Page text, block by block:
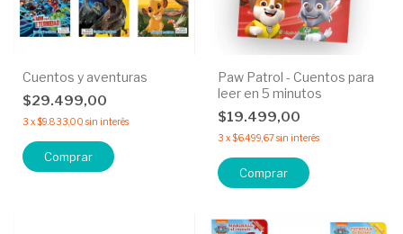
Cuentos y aventuras
$29.499,00
3 x$9.833,00 sin interés
Comprar
Paw Patrol - Cuentos para
leer en 5 minutos
$19.499,00
3 x$6.499,67sin interés